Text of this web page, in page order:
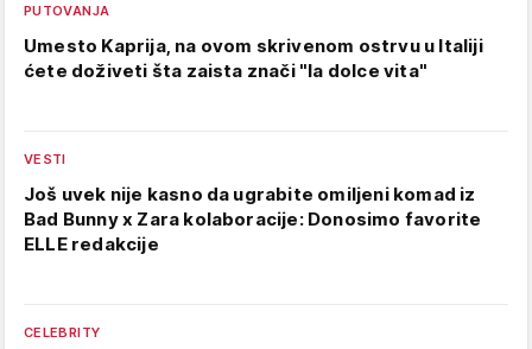
PUTOVANJA
Umesto Kaprija, na ovom skrivenom ostrvu u Italiji
ćete doživeti šta zaista znači "la dolce vita"
VESTI
Još uvek nije kasno da ugrabite omiljeni komad iz
Bad Bunny x Zara kolaboracije: Donosimo favorite
ELLE redakcije
CELEBRITY